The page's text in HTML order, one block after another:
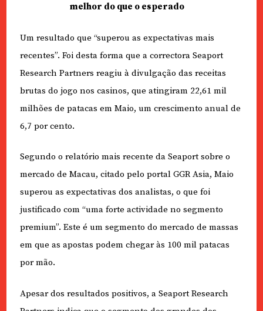
melhor do que o esperado
Um resultado que “superou as expectativas mais
recentes”. Foi desta forma que a correctora Seaport
Research Partners reagiu à divulgação das receitas
brutas do jogo nos casinos, que atingiram 22,61 mil
milhões de patacas em Maio, um crescimento anual de
6,7 por cento.
Segundo o relatório mais recente da Seaport sobre o
mercado de Macau, citado pelo portal GGR Asia, Maio
superou as expectativas dos analistas, o que foi
justificado com “uma forte actividade no segmento
premium”. Este é um segmento do mercado de massas
em que as apostas podem chegar às 100 mil patacas
por mão.
Apesar dos resultados positivos, a Seaport Research